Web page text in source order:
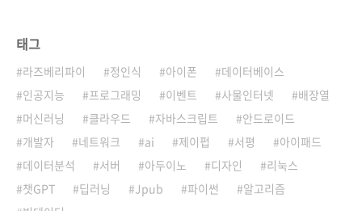
태그
라즈베리파이 정인식 아이폰
데이터베이스
인공지능
프로그래밍 이벤트 사물인터넷
배장열
머신러닝
클라우드 자바스크립트
안드로이드
개발자
네트워크 ai 제이펍 서평
아이패드
데이터분석
서버 아두이노 디자인
리눅스
챗GPT
딥러닝 Jpub 파이썬
알고리즘